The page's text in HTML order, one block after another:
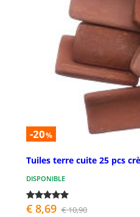
-20%
Tuiles terre cuite 25 pcs
DISPONIBLE
€ 8,69 € 10,90